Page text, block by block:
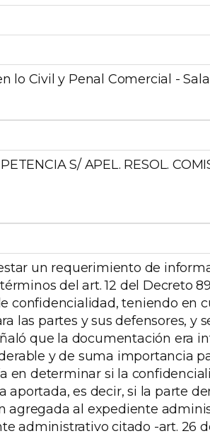
lo Civil y Penal Comercial - Sala
S/ APEL. RESOL.
un requerimiento de
del art. 12 del Decreto
confidencialidad, teniendo en
las partes y sus defensores, y
que la documentación era
y de suma importancia
en determinar si la
es decir, si la parte
al expediente
administrativo citado -art. 26